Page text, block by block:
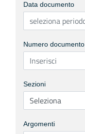
Data documento
Numero documento
Sezioni
Argomenti